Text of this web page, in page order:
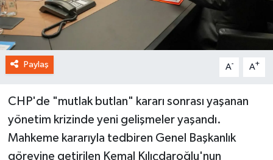
Paylaş A- A+
CHP'de "mutlak butlan" kararı sonrası yaşanan
yönetim krizinde yeni gelişmeler yaşandı.
Mahkeme kararıyla tedbiren Genel Başkanlık
görevine getirilen Kemal Kılıçdaroğlu'nun